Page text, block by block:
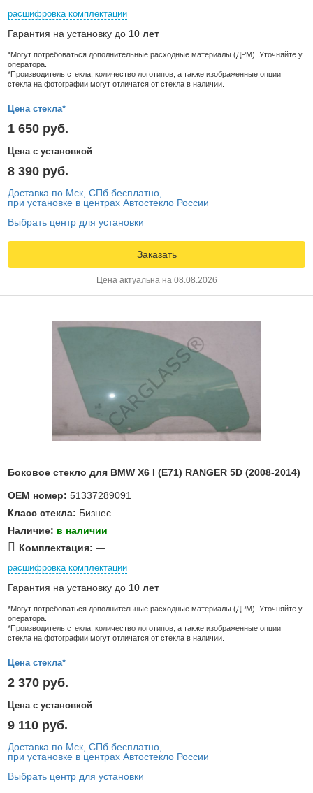
расшифровка комплектации
Гарантия на установку до 10 лет
*Могут потребоваться дополнительные расходные материалы (ДРМ). Уточняйте у
оператора.
*Производитель стекла, количество логотипов, а также изображенные опции
стекла на фотографии могут отличатся от стекла в наличии.
Цена стекла*
1 650 руб.
Цена с установкой
8 390 руб.
Доставка по Мск, СПб бесплатно,
при установке в центрах Автостекло России
Выбрать центр для установки
Заказать
Цена актуальна на 08.08.2026
Боковое стекло для BMW X6 I (E71) RANGER 5D (2008-2014)
OEM номер: 51337289091
Класс стекла: Бизнес
Наличие: в наличии
Комплектация: —
расшифровка комплектации
Гарантия на установку до 10 лет
*Могут потребоваться дополнительные расходные материалы (ДРМ). Уточняйте у
оператора.
*Производитель стекла, количество логотипов, а также изображенные опции
стекла на фотографии могут отличатся от стекла в наличии.
Цена стекла*
2 370 руб.
Цена с установкой
9 110 руб.
Доставка по Мск, СПб бесплатно,
при установке в центрах Автостекло России
Выбрать центр для установки